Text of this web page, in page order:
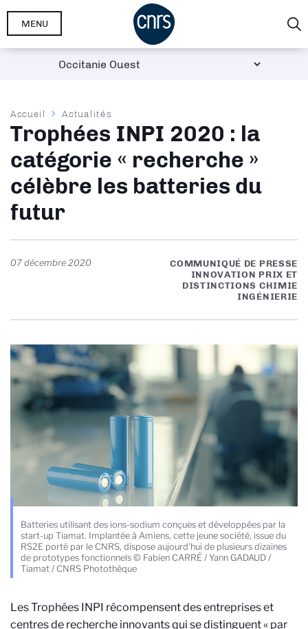
Aller
MENU
Fil
d'Ariane
Accueil Actualités
Trophées INPI 2020 : la
catégorie « recherche »
célèbre les batteries du
futur
07 décembre 2020
COMMUNIQUÉ DE PRESSE
INNOVATION PRIX ET
DISTINCTIONS CHIMIE
INGÉNIERIE
Batteries utilisant des ions-sodium conçues et développées par la
start-up Tiamat. Implantée à Amiens, cette jeune société, issue du
RS2E porté par le CNRS, dispose aujourd'hui de plusieurs dizaines
de prototypes fonctionnels © Fabien CARRÉ / Yann GADAUD /
Tiamat / CNRS Photothèque
Les Trophées INPI récompensent des entreprises et
centres de recherche innovants qui se distinguent « par